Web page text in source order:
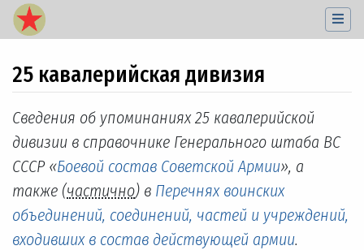
25 кавалерийская дивизия
Перейти к:навигация,поиск
Сведения об упоминаниях 25 кавалерийской
дивизии в справочнике Генерального штаба ВС
СССР «Боевой состав Советской Армии», а
также (частично) в Перечнях воинских
объединений, соединений, частей и учреждений,
входивших в состав действующей армии.